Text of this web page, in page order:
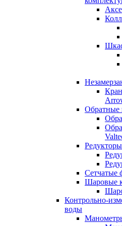
Обратные
Сетчатые
Шаровые
Контрольно-
воды